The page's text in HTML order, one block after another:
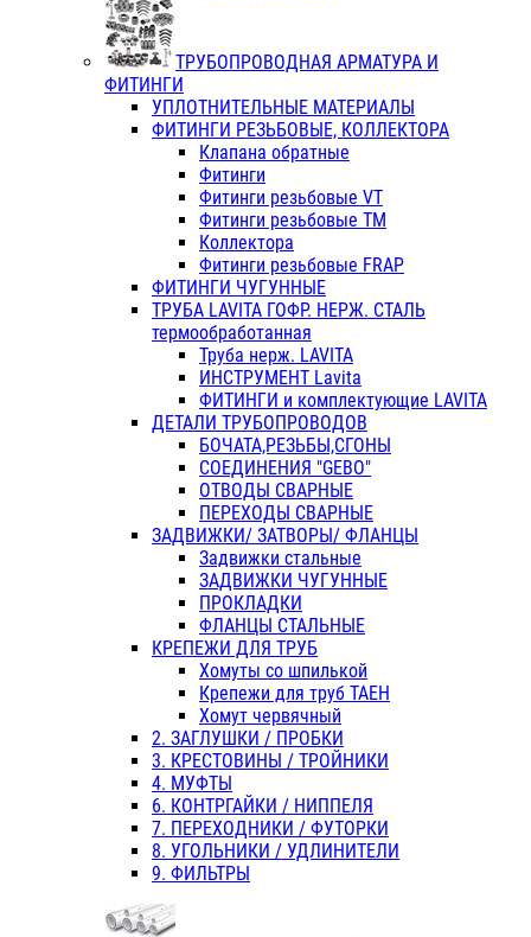
ТРУБОПРОВОДНАЯ АРМАТУРА И
ФИТИНГИ
УПЛОТНИТЕЛЬНЫЕ МАТЕРИАЛЫ
ФИТИНГИ РЕЗЬБОВЫЕ, КОЛЛЕКТОРА
Клапана обратные
Фитинги
Фитинги резьбовые VT
Фитинги резьбовые ТМ
Коллектора
Фитинги резьбовые FRAP
ФИТИНГИ ЧУГУННЫЕ
ТРУБА LAVITA ГОФР. НЕРЖ. СТАЛЬ
термообработанная
Труба нерж. LAVITA
ИНСТРУМЕНТ Lavita
ФИТИНГИ и комплектующие LAVITA
ДЕТАЛИ ТРУБОПРОВОДОВ
БОЧАТА,РЕЗЬБЫ,СГОНЫ
СОЕДИНЕНИЯ "GEBO"
ОТВОДЫ СВАРНЫЕ
ПЕРЕХОДЫ СВАРНЫЕ
ЗАДВИЖКИ/ ЗАТВОРЫ/ ФЛАНЦЫ
Задвижки стальные
ЗАДВИЖКИ ЧУГУННЫЕ
ПРОКЛАДКИ
ФЛАНЦЫ СТАЛЬНЫЕ
КРЕПЕЖИ ДЛЯ ТРУБ
Хомуты со шпилькой
Крепежи для труб ТАЕН
Хомут червячный
2. ЗАГЛУШКИ / ПРОБКИ
3. КРЕСТОВИНЫ / ТРОЙНИКИ
4. МУФТЫ
6. КОНТРГАЙКИ / НИППЕЛЯ
7. ПЕРЕХОДНИКИ / ФУТОРКИ
8. УГОЛЬНИКИ / УДЛИНИТЕЛИ
9. ФИЛЬТРЫ